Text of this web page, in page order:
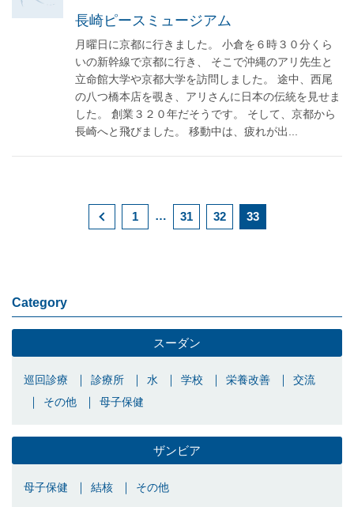
長崎ピースミュージアム
月曜日に京都に行きました。 小倉を６時３０分くら
いの新幹線で京都に行き、 そこで沖縄のアリ先生と
立命館大学や京都大学を訪問しました。 途中、西尾
の八つ橋本店を覗き、アリさんに日本の伝統を見せま
した。 創業３２０年だそうです。 そして、京都から
長崎へと飛びました。 移動中は、疲れが出...
1 … 31 32 33
Category
スーダン
巡回診療 診療所 水 学校 栄養改善
交流
その他
母子保健
ザンビア
母子保健 結核 その他